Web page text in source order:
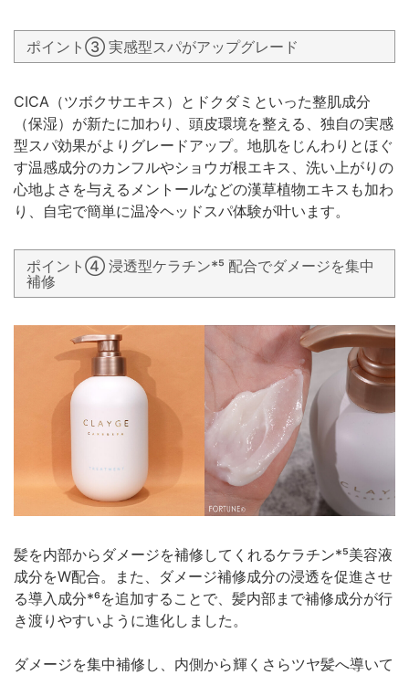
ポイント③ 実感型スパがアップグレード
CICA（ツボクサエキス）とドクダミといった整肌成分
（保湿）が新たに加わり、頭皮環境を整える、独自の実感
型スパ効果がよりグレードアップ。地肌をじんわりとほぐ
す温感成分のカンフルやショウガ根エキス、洗い上がりの
心地よさを与えるメントールなどの漢草植物エキスも加わ
り、自宅で簡単に温冷ヘッドスパ体験が叶います。
ポイント④ 浸透型ケラチン*⁵ 配合でダメージを集中
補修
髪を内部からダメージを補修してくれるケラチン*⁵美容液
成分をW配合。また、ダメージ補修成分の浸透を促進させ
る導入成分*⁶を追加することで、髪内部まで補修成分が行
き渡りやすいように進化しました。
ダメージを集中補修し、内側から輝くさらツヤ髪へ導いて